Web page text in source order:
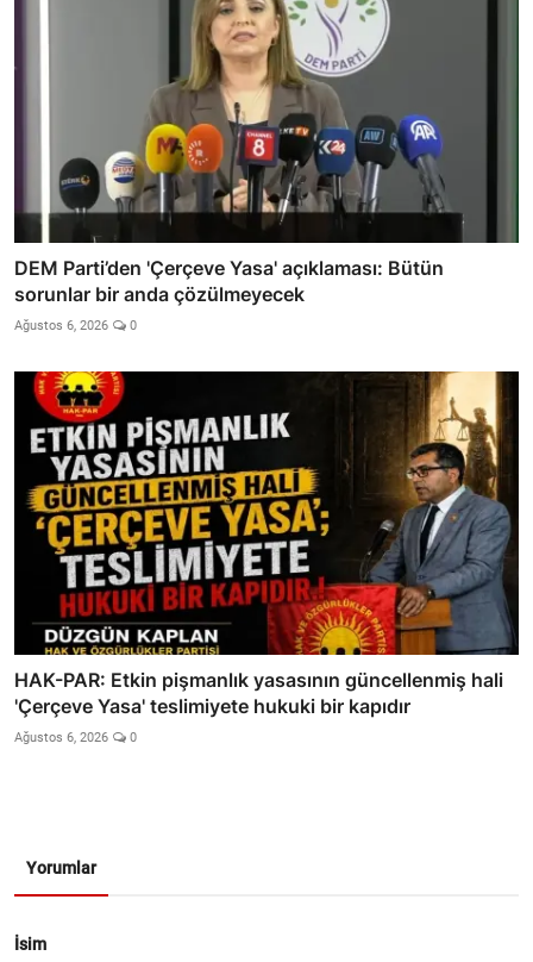
DEM Parti’den 'Çerçeve Yasa' açıklaması: Bütün
sorunlar bir anda çözülmeyecek
Ağustos 6, 2026 0
HAK-PAR: Etkin pişmanlık yasasının güncellenmiş hali
'Çerçeve Yasa' teslimiyete hukuki bir kapıdır
Ağustos 6, 2026 0
Yorumlar
İsim